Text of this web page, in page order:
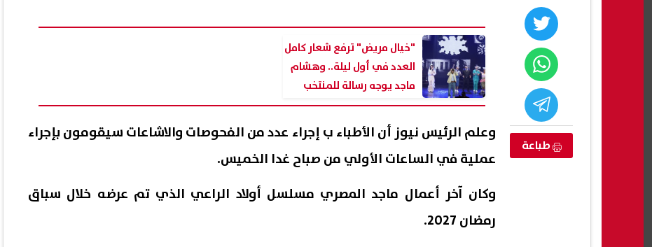
طباعة
"خيال مريض" ترفع شعار كامل
العدد في أول ليلة.. وهشام
ماجد يوجه رسالة للمنتخب
المصري
وعلم الرئيس نيوز أن الأطباء ب إجراء عدد من الفحوصات والاشاعات سيقومون بإجراء
عملية في الساعات الأولي من صباح غدا الخميس.
وكان آخر أعمال ماجد المصري مسلسل أولاد الراعي الذي تم عرضه خلال سباق
رمضان 2027.